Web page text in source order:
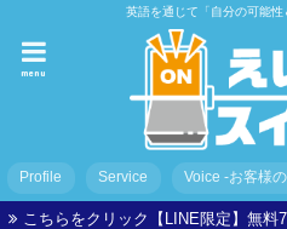
英語を通じて「自分の可能性
menu
Profile Service Voice -お客様
こちらをクリック【LINE限定